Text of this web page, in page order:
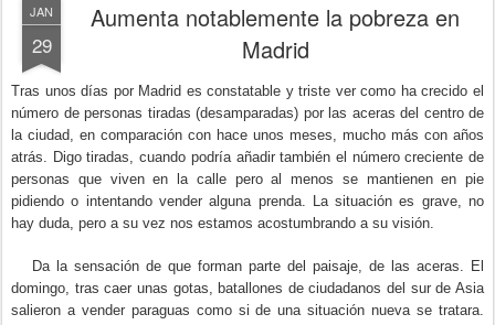
JAN
29
Aumenta notablemente la pobreza en
Madrid
Tras unos días por Madrid es constatable y triste ver como ha crecido el
número de personas tiradas (desamparadas) por las aceras del centro de
la ciudad, en comparación con hace unos meses, mucho más con años
atrás. Digo tiradas, cuando podría añadir también el número creciente de
personas que viven en la calle pero al menos se mantienen en pie
pidiendo o intentando vender alguna prenda. La situación es grave, no
hay duda, pero a su vez nos estamos acostumbrando a su visión.
Da la sensación de que forman parte del paisaje, de las aceras. El
domingo, tras caer unas gotas, batallones de ciudadanos del sur de Asia
salieron a vender paraguas como si de una situación nueva se tratara.